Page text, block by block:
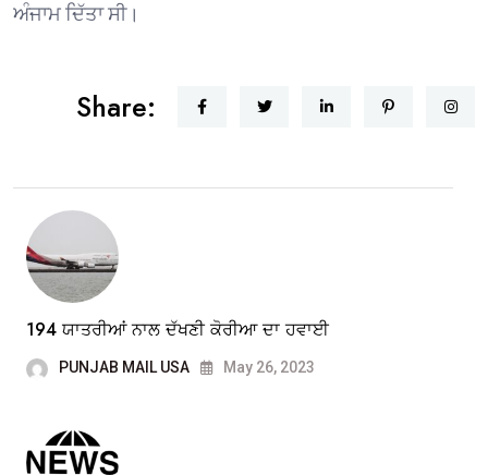
ਅੰਜਾਮ ਦਿੱਤਾ ਸੀ।
Share:
194 ਯਾਤਰੀਆਂ ਨਾਲ ਦੱਖਣੀ ਕੋਰੀਆ ਦਾ ਹਵਾਈ
PUNJAB MAIL USA May 26, 2023